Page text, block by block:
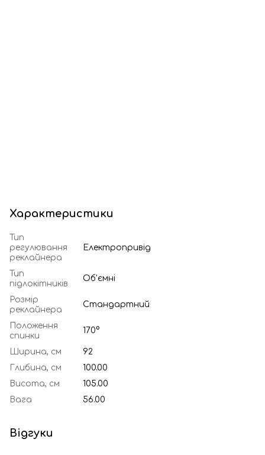
Характеристики
Тип
регулювання
реклайнера
Електропривід
Тип
підлокітників
Об'ємні
Розмір
реклайнера
Стандартний
Положення
спинки
170°
Ширина, см
92
Глибина, см
100.00
Висота, см
105.00
Вага
56.00
Відгуки